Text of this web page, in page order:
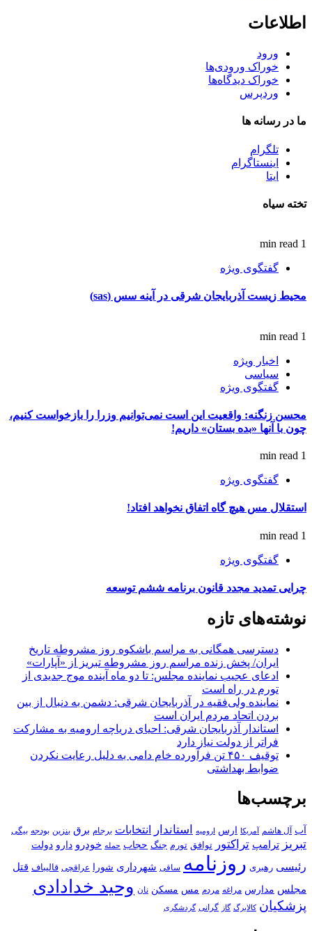
اطلاعات
ورود
خوراک ورودی‌ها
خوراک دیدگاه‌ها
وردپرس
ما در رسانه ها
تلگرام
اینستاگرام
ایتا
تخته سیاه
1 min read
گفتگوی ویژه
محیط زیست آذربایجان شرقی در آینه سس (sas)
1 min read
اخبار ویژه
سیاسی
گفتگوی ویژه
محسن زنگنه: واقعیت این است نمی‌توانیم وزرا را بازخواست کنیم،
چون با آنها «بده بستان» داریم!
1 min read
گفتگوی ویژه
استقلال مس هیچ گاه اتفاق نخواهد افتاد!
1 min read
گفتگوی ویژه
چرایی تمدید مجدد قانون برنامه ششم توسعه
نوشته‌های تازه
دسترسی همگانی به مراسم باشکوه روز مشروطه تاریخ
ایران/ پخش زنده مراسم روز مشروطه تبریز از «آپارات»
ادعای عجیب نماینده مجلس: تا دو ماه آینده موج جدیدی از
تورم در راه است
نماینده ولی‌فقیه در آذربایجان شرقی: دشمن به دنبال از بین
بردن اتحاد مردم ایران است
استاندار آذربایجان شرقی: احیای دریاچه ارومیه به مشارکت
فراتر از دولت نیاز دارد
توقیف ۴۵۰ تن فرآورده خام دامی به دلیل رعایت نکردن
ضوابط بهداشتی
برچسب‌ها
آب آل هاشم آمریکا ارس ارومیه استاندار انتخابات برجام برق بنزین بودجه بیگی
تبریز ترامپ تراکتور توافق تورم جنگ حجاب حمله خودرو دارو دولت
رئیسی رهبری روزنامه ساقی شهرداری شورا عراقچی قالیباف قتل
مجلس مدارس مراغه مردم مس مسکن نان وحید خدادادی
پزشکیان کالابرگ گاز گرانی گردشگری